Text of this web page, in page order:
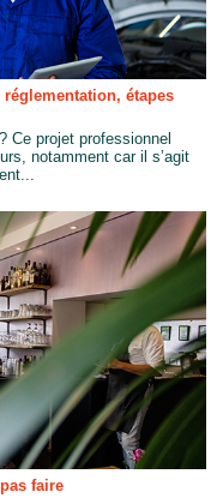
étapes
Ce projet professionnel
notamment car il s’agit
faire